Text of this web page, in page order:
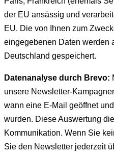
der EU ansässig und
EU. Die von Ihnen zum
eingegebenen Daten werden
Deutschland gespeichert.
Datenanalyse durch Brevo:
unsere Newsletter-
wann eine E-Mail geöffnet
wurden. Diese Auswertung
Kommunikation. Wenn Sie
Sie den Newsletter jederzeit